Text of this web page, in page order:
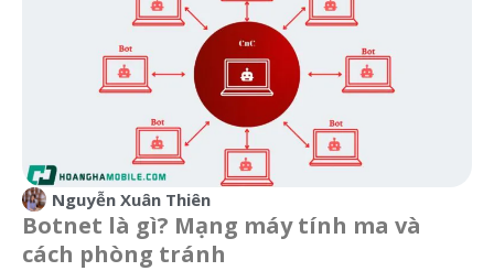
Nguyễn Xuân Thiên
Botnet là gì? Mạng máy tính ma và
cách phòng tránh